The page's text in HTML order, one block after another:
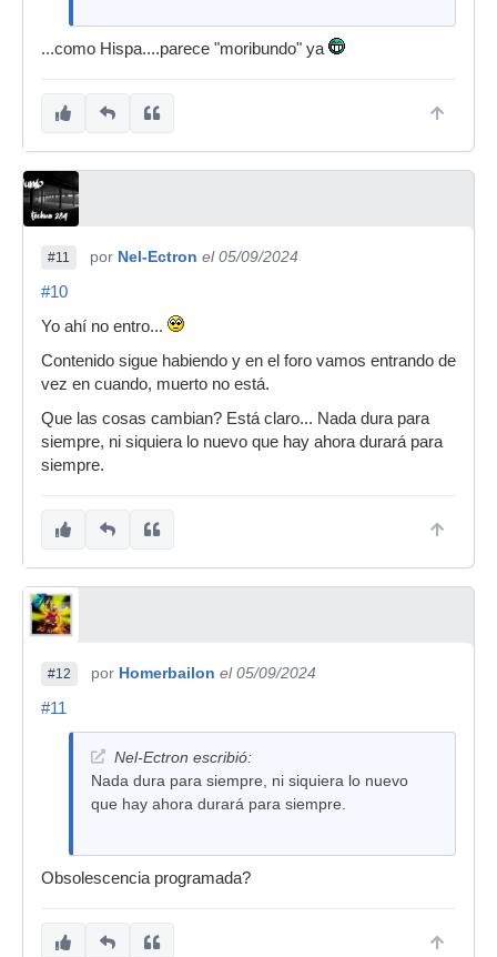
...como Hispa....parece "moribundo" ya
#11 por Nel-Ectron el 05/09/2024
#10
Yo ahí no entro...
Contenido sigue habiendo y en el foro vamos entrando de
vez en cuando, muerto no está.
Que las cosas cambian? Está claro... Nada dura para
siempre, ni siquiera lo nuevo que hay ahora durará para
siempre.
#12 por Homerbailon el 05/09/2024
#11
Nel-Ectron escribió:
Nada dura para siempre, ni siquiera lo nuevo
que hay ahora durará para siempre.
Obsolescencia programada?